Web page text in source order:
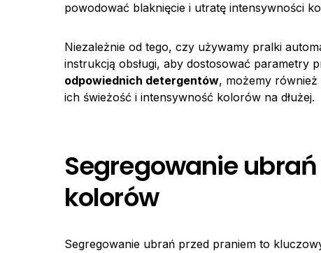
powodować blaknięcie i utratę intensywności
Niezależnie od tego, czy używamy pralki
instrukcją obsługi, aby dostosować parametry
odpowiednich detergentów, możemy
ich świeżość i intensywność kolorów na dłużej.
Segregowanie
kolorów
Segregowanie ubrań przed praniem to